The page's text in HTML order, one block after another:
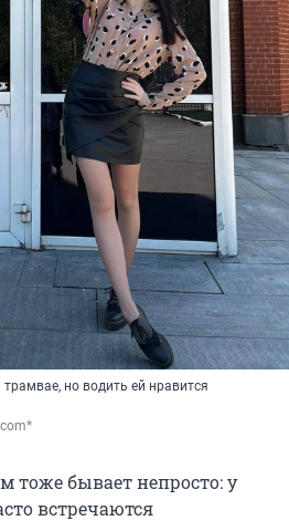
но водить ей нравится
тоже бывает непросто: у
встречаются